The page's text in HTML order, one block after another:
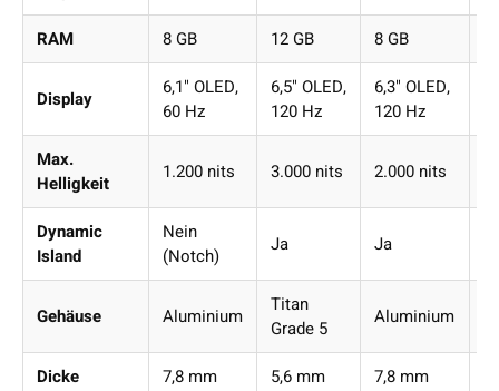
RAM
8 GB 12 GB 8 GB
Display
6,1" OLED,
60 Hz
6,5" OLED,
120 Hz
6,3" OLED,
120 Hz
Max.
Helligkeit
1.200 nits 3.000 nits 2.000 nits
Dynamic
Island
Nein
(Notch)
Ja Ja
Gehäuse Aluminium
Titan
Grade 5
Aluminium
Dicke
7,8 mm 5,6 mm 7,8 mm